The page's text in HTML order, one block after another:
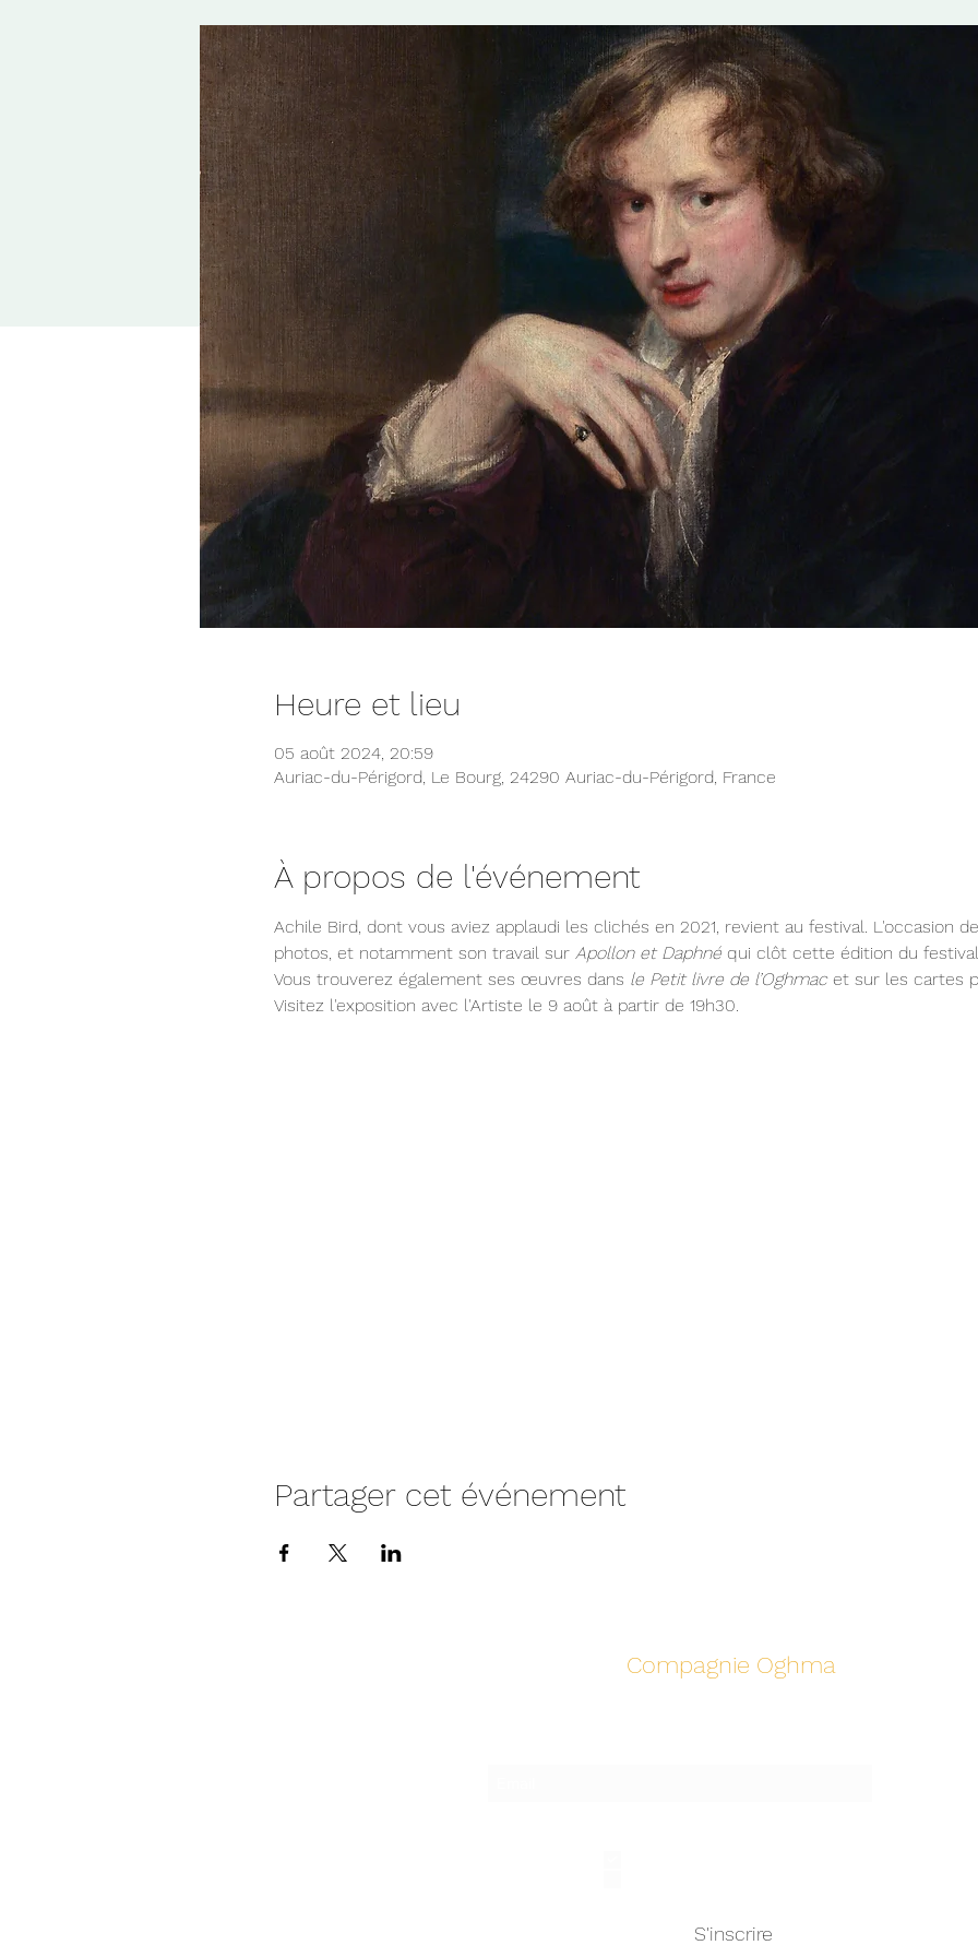
Heure et lieu
05 août 2024, 20:59
Auriac-du-Périgord, Le Bourg, 24290 Auriac-du-Périgord, France
À propos de l'événement
Achile Bird, dont vous aviez applaudi les clichés en 2021, revient au festival. L'occasion
photos, et notamment son travail sur Apollon et Daphné qui clôt cette édition du festival.
Vous trouverez également ses œuvres dans le Petit livre de l’Oghmac et sur les cartes
Visitez l'exposition avec l'Artiste le 9 août à partir de 19h30.
Partager cet événement
Compagnie Oghma
S'inscrire